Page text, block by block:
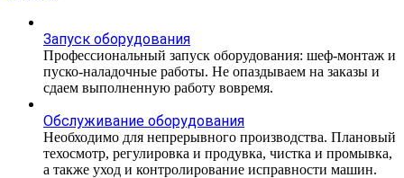
Запуск оборудования
Профессиональный запуск оборудования: шеф-монтаж и
пуско-наладочные работы. Не опаздываем на заказы и
сдаем выполненную работу вовремя.
Обслуживание оборудования
Необходимо для непрерывного производства. Плановый
техосмотр, регулировка и продувка, чистка и промывка,
а также уход и контролирование исправности машин.